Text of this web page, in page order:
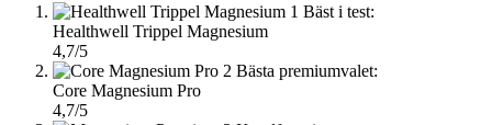
1 Bäst i test:
Healthwell Trippel Magnesium
4,7/5
2 Bästa premiumvalet:
Core Magnesium Pro
4,7/5